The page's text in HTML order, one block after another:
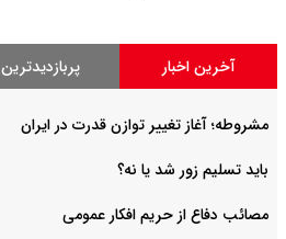
آخرین اخبار پربازدیدترین
مشروطه؛ آغاز تغییر توازن قدرت در ایران
باید تسلیم زور شد یا نه؟
مصائب دفاع از حریم افکار عمومی